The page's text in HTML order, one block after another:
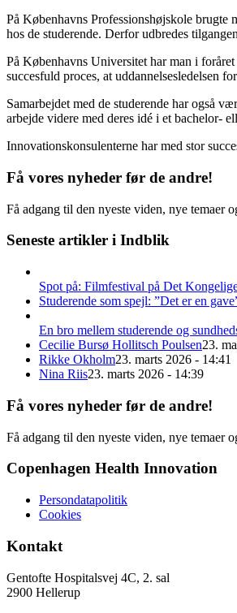
På Københavns Professionshøjskole
hos de studerende. Derfor udbredes
På Københavns Universitet har man i
succesfuld proces, at uddannelsesledelsen
Samarbejdet med de studerende har også
arbejde videre med deres idé i et bachelor-
Innovationskonsulenterne har med stor
Få vores nyheder før de andre!
Få adgang til den nyeste viden, nye temaer
Seneste artikler i Indblik
Spot på: Filmfestival på Det
Studerende som spejl: ”Det er en
En bro mellem studerende og
Cecilie Bursø Hollitsch Poulsen23.
Rikke Okholm23. marts 2026 - 14:41
Nina Riis23. marts 2026 - 14:39
Få vores nyheder før de andre!
Få adgang til den nyeste viden, nye temaer
Copenhagen Health Innovation
Persondatapolitik
Cookies
Kontakt
Gentofte Hospitalsvej 4C, 2. sal
2900 Hellerup